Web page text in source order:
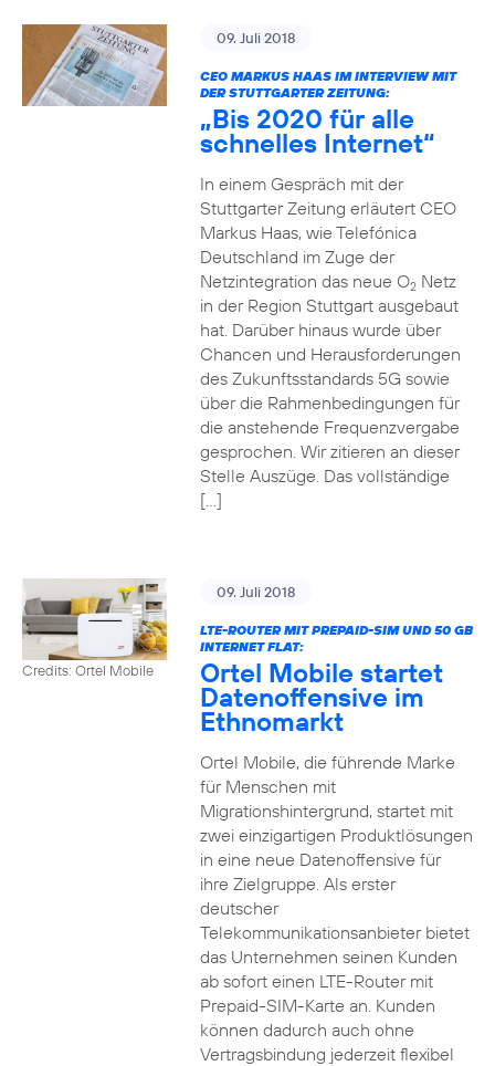
09. Juli 2018
CEO MARKUS HAAS IM INTERVIEW MIT
DER STUTTGARTER ZEITUNG:
„Bis 2020 für alle
schnelles Internet“
In einem Gespräch mit der
Stuttgarter Zeitung erläutert CEO
Markus Haas, wie Telefónica
Deutschland im Zuge der
Netzintegration das neue O2Netz
in der Region Stuttgart ausgebaut
hat. Darüber hinaus wurde über
Chancen und Herausforderungen
des Zukunftsstandards 5G sowie
über die Rahmenbedingungen für
die anstehende Frequenzvergabe
gesprochen. Wir zitieren an dieser
Stelle Auszüge. Das vollständige
[…]
Credits: Ortel Mobile
09. Juli 2018
LTE-ROUTER MIT PREPAID-SIM UND 50 GB
INTERNET FLAT:
Ortel Mobile startet
Datenoffensive im
Ethnomarkt
Ortel Mobile, die führende Marke
für Menschen mit
Migrationshintergrund, startet mit
zwei einzigartigen Produktlösungen
in eine neue Datenoffensive für
ihre Zielgruppe. Als erster
deutscher
Telekommunikationsanbieter bietet
das Unternehmen seinen Kunden
ab sofort einen LTE-Router mit
Prepaid-SIM-Karte an. Kunden
können dadurch auch ohne
Vertragsbindung jederzeit flexibel